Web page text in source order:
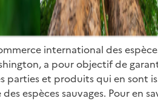
international des
a pour objectif de
parties et produits qui en sont
espèces sauvages. Pour en